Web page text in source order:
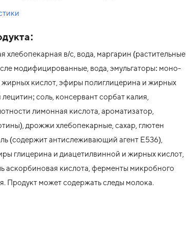
хлебопекарная в/с, вода, маргарин (растительные
модифицированные, вода, эмульгаторы: моно-
жирных кислот, эфиры полиглицерина и жирных
соль, консервант сорбат калия,
лимонная кислота, ароматизатор,
дрожжи хлебопекарные, сахар, глютен
(содержит антислеживающий агент Е536),
глицерина и диацетилвинной и жирных кислот,
аскорбиновая кислота, ферменты микробного
Продукт может содержать следы молока.